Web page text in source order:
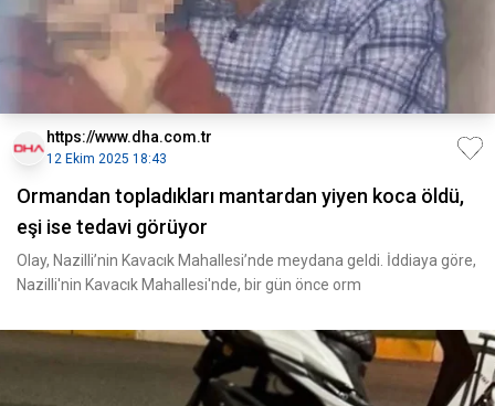
https://www.dha.com.tr
12 Ekim 2025 18:43
Ormandan topladıkları mantardan yiyen koca öldü,
eşi ise tedavi görüyor
Olay, Nazilli’nin Kavacık Mahallesi’nde meydana geldi. İddiaya göre,
Nazilli'nin Kavacık Mahallesi'nde, bir gün önce orm